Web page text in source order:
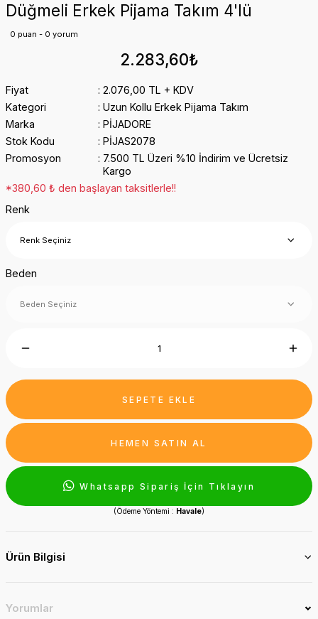
Düğmeli Erkek Pijama Takım 4'lü
0 puan - 0 yorum
2.283,60₺
Fiyat
2.076,00 TL + KDV
Kategori
Uzun Kollu Erkek Pijama Takım
Marka
PİJADORE
Stok Kodu
PİJAS2078
Promosyon
7.500 TL Üzeri %10 İndirim ve Ücretsiz
Kargo
*380,60 ₺ den başlayan taksitlerle!!
Renk
Beden
SEPETE EKLE
HEMEN SATIN AL
Whatsapp Sipariş İçin Tıklayın
(Ödeme Yöntemi : Havale)
Ürün Bilgisi
Yorumlar